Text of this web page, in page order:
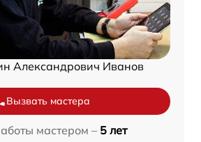
Александрович Иванов
Вызвать мастера
мастером – 5 лет